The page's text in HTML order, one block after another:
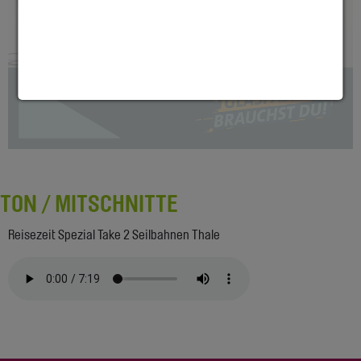
TON / MITSCHNITTE
Reisezeit Spezial Take 2 Seilbahnen Thale